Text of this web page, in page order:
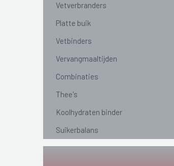
Vetverbranders
Platte buik
Vetbinders
Vervangmaaltijden
Combinaties
Thee's
Koolhydraten binder
Suikerbalans